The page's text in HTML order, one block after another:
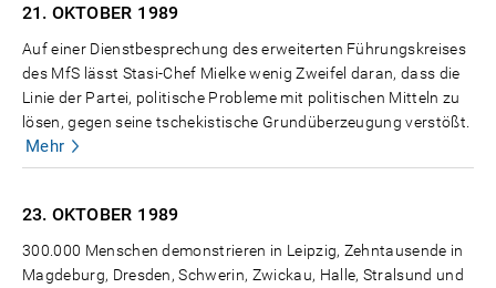
21. OKTOBER 1989
Auf einer Dienstbesprechung des erweiterten Führungskreises
des MfS lässt Stasi-Chef Mielke wenig Zweifel daran, dass die
Linie der Partei, politische Probleme mit politischen Mitteln zu
lösen, gegen seine tschekistische Grundüberzeugung verstößt.
Mehr
23. OKTOBER 1989
300.000 Menschen demonstrieren in Leipzig, Zehntausende in
Magdeburg, Dresden, Schwerin, Zwickau, Halle, Stralsund und